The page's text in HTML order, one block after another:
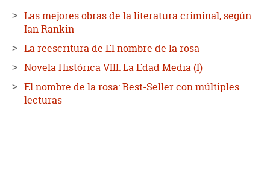
Las mejores obras de la literatura criminal, según
Ian Rankin
La reescritura de El nombre de la rosa
Novela Histórica VIII: La Edad Media (I)
El nombre de la rosa: Best-Seller con múltiples
lecturas